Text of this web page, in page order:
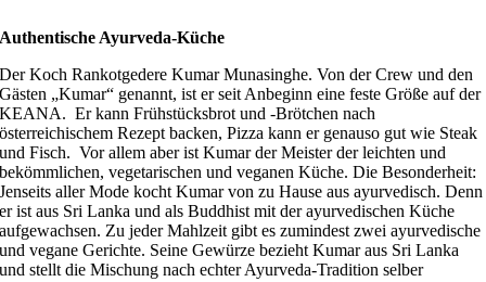
Authentische Ayurveda-Küche
Der Koch Rankotgedere Kumar Munasinghe. Von der Crew und den
Gästen „Kumar“ genannt, ist er seit Anbeginn einefeste Größe auf der
KEANA. Er kann Frühstücksbrot und -Brötchen nach
österreichischem Rezept backen, Pizza kann er genauso gut wie Steak
und Fisch. Vor allem aber ist Kumar der Meister der leichten und
bekömmlichen, vegetarischen und veganen Küche. Die Besonderheit:
Jenseits aller Mode kocht Kumar von zu Hause aus ayurvedisch. Denn
er ist aus Sri Lanka und als Buddhist mit der ayurvedischen Küche
aufgewachsen. Zu jeder Mahlzeit gibt es zumindest zwei ayurvedische
und vegane Gerichte. Seine Gewürze bezieht Kumar aus Sri Lanka
und stellt die Mischung nach echter Ayurveda-Tradition selber